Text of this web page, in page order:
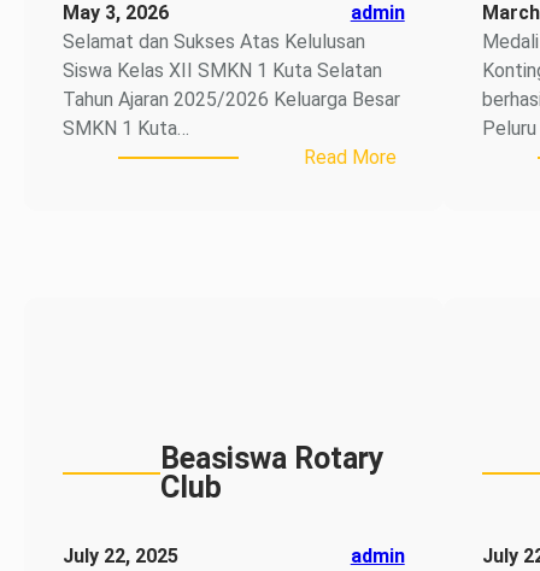
2026
May 3, 2026
admin
Selamat dan Sukses Atas Kelulusan
Siswa Kelas XII SMKN 1 Kuta Selatan
Tahun Ajaran 2025/2026 Keluarga Besar
SMKN 1 Kuta…
Read More:
Beasiswa Rotary
Club
July 22, 2025
admin
July